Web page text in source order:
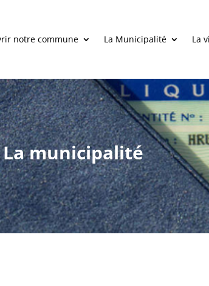
notre commune La Municipalité La
La municipalité